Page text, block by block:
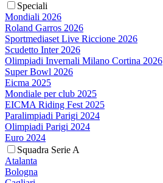
Speciali
Mondiali 2026
Roland Garros 2026
Sportmediaset Live Riccione 2026
Scudetto Inter 2026
Olimpiadi Invernali Milano Cortina 2026
Super Bowl 2026
Eicma 2025
Mondiale per club 2025
EICMA Riding Fest 2025
Paralimpiadi Parigi 2024
Olimpiadi Parigi 2024
Euro 2024
Squadra Serie A
Atalanta
Bologna